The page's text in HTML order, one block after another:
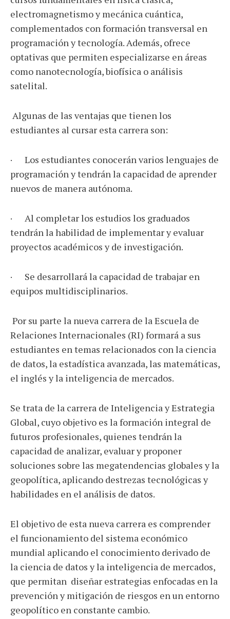
electromagnetismo y mecánica cuántica,
complementados con formación transversal en
programación y tecnología. Además, ofrece
optativas que permiten especializarse en áreas
como nanotecnología, biofísica o análisis
satelital.
Algunas de las ventajas que tienen los
estudiantes al cursar esta carrera son:
· Los estudiantes conocerán varios lenguajes de
programación y tendrán la capacidad de aprender
nuevos de manera autónoma.
· Al completar los estudios los graduados
tendrán la habilidad de implementar y evaluar
proyectos académicos y de investigación.
· Se desarrollará la capacidad de trabajar en
equipos multidisciplinarios.
Por su parte la nueva carrera de la Escuela de
Relaciones Internacionales (RI) formará a sus
estudiantes en temas relacionados con la ciencia
de datos, la estadística avanzada, las matemáticas,
el inglés y la inteligencia de mercados.
Se trata de la carrera de Inteligencia y Estrategia
Global, cuyo objetivo es la formación integral de
futuros profesionales, quienes tendrán la
capacidad de analizar, evaluar y proponer
soluciones sobre las megatendencias globales y la
geopolítica, aplicando destrezas tecnológicas y
habilidades en el análisis de datos.
El objetivo de esta nueva carrera es comprender
el funcionamiento del sistema económico
mundial aplicando el conocimiento derivado de
la ciencia de datos y la inteligencia de mercados,
que permitan diseñar estrategias enfocadas en la
prevención y mitigación de riesgos en un entorno
geopolítico en constante cambio.